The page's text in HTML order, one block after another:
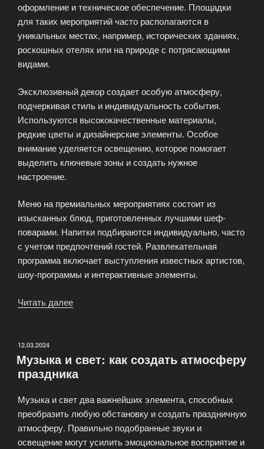
оформление и техническое обеспечение. Площадки
для таких мероприятий часто располагаются в
уникальных местах, например, исторических зданиях,
роскошных отелях или на природе с потрясающими
видами.
Эксклюзивный декор создает особую атмосферу,
подчеркивая стиль и индивидуальность события.
Используются высококачественные материалы,
редкие цветы и дизайнерские элементы. Особое
внимание уделяется освещению, которое помогает
выделить ключевые зоны и создать нужное
настроение.
Меню на премиальных мероприятиях состоит из
изысканных блюд, приготовленных лучшими шеф-
поварами. Напитки подбираются индивидуально, часто
с учетом предпочтений гостей. Развлекательная
программа включает выступления известных артистов,
шоу-программы и интерактивные элементы.
Читать далее
их
от
событий?»
ОПУБЛИКОВАНО
12.03.2024
Музыка и свет: как создать атмосферу
праздника
Музыка и свет два важнейших элемента, способных
преобразить любую обстановку и создать праздничную
атмосферу. Правильно подобранные звуки и
освещение могут усилить эмоциональное восприятие и